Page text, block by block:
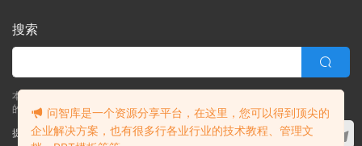
搜索
本站的所有资源均由本站的站长及合作伙伴整理发布，80%的内容为合作伙伴
的职场实战干货！！
提交工单
问智库是一个资源分享平台，在这里，您可以得到顶尖的
企业解决方案，也有很多行各业行业的技术教程、管理文